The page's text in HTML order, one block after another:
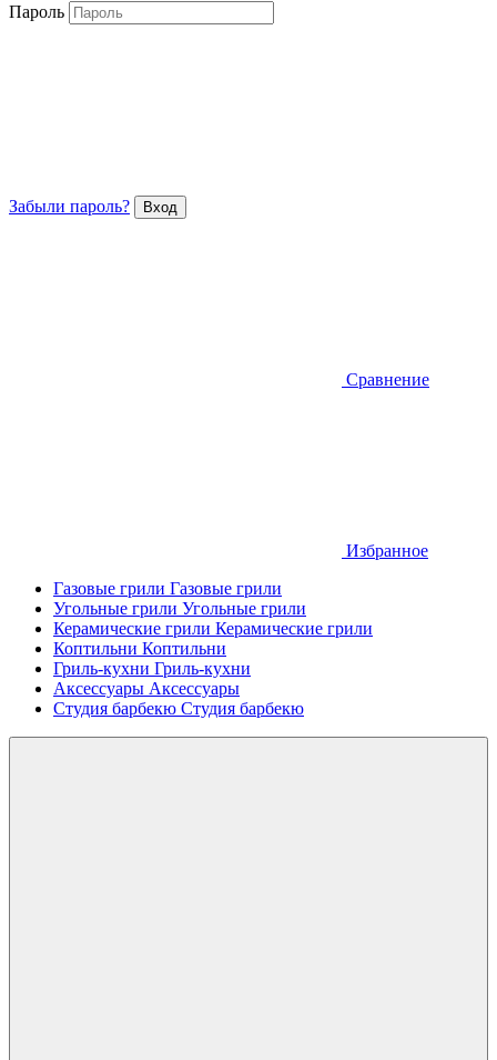
Пароль
Забыли пароль?
Сравнение
Избранное
Газовые грили Газовые грили
Угольные грили Угольные грили
Керамические грили Керамические грили
Коптильни Коптильни
Гриль-кухни Гриль-кухни
Аксессуары Аксессуары
Студия барбекю Студия барбекю